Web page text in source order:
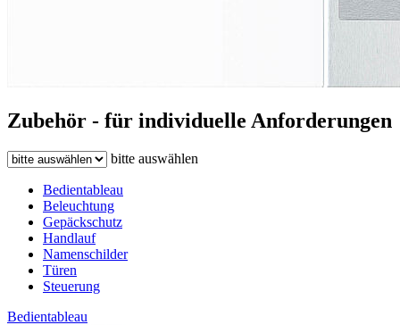
Zubehör - für individuelle Anforderungen
bitte auswählen
Bedientableau
Beleuchtung
Gepäckschutz
Handlauf
Namenschilder
Türen
Steuerung
Bedientableau